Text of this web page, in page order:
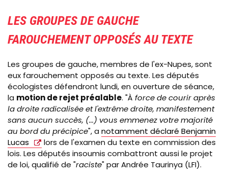
LES GROUPES DE GAUCHE
FAROUCHEMENT OPPOSÉS AU TEXTE
Les groupes de gauche, membres de l'ex-Nupes, sont
eux farouchement opposés au texte. Les députés
écologistes défendront lundi, en ouverture de séance,
la motion de rejet préalable. "À force de courir après
la droite radicalisée et l'extrême droite, manifestement
sans aucun succès, (...) vous emmenez votre majorité
au bord du précipice", a notamment déclaré Benjamin
Lucas
lors de l'examen du texte en commission des
lois. Les députés insoumis combattront aussi le projet
de loi, qualifié de "raciste" par Andrée Taurinya (LFI).